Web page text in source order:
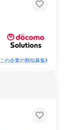
この企業の類似募集